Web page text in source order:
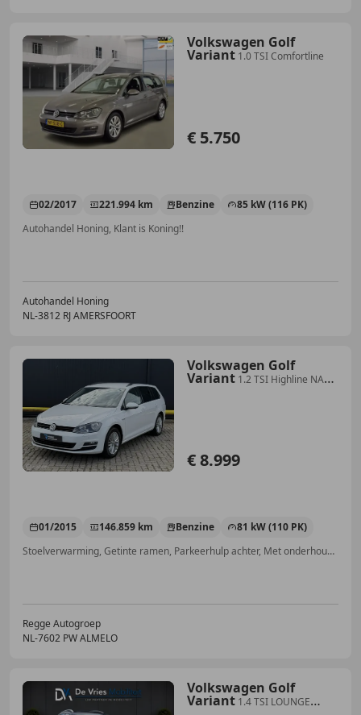
Volkswagen Golf
Variant 1.0 TSI Comfortline
€ 5.750
02/2017 221.994 km Benzine
85 kW (116 PK)
Autohandel Honing, Klant is Koning!!
Autohandel Honing
NL-3812 RJ AMERSFOORT
Volkswagen Golf
Variant 1.2 TSI Highline NAVI
€ 8.999
01/2015 146.859 km Benzine
81 kW (110 PK)
Stoelverwarming, Getinte ramen, Parkeerhulp achter, Met onderhoudshistorie, ABS, Navigatiesysteem, Lendensteun, Spoiler
Regge Autogroep
NL-7602 PW ALMELO
Volkswagen Golf
Variant 1.4 TSI LOUNGE